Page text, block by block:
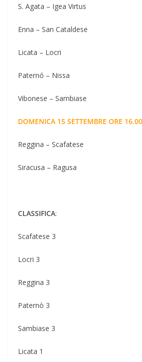
S. Agata – Igea Virtus
Enna – San Cataldese
Licata – Locri
Paternó – Nissa
Vibonese – Sambiase
DOMENICA 15 SETTEMBRE ORE 16.00
Reggina – Scafatese
Siracusa – Ragusa
CLASSIFICA:
Scafatese 3
Locri 3
Reggina 3
Paternò 3
Sambiase 3
Licata 1